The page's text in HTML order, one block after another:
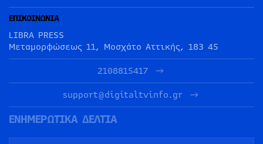
ΕΠΙΚΟΙΝΩΝΙΑ
LIBRA PRESS
Μεταμορφώσεως 11, Μοσχάτο Αττικής, 183 45
2108815417
support@digitaltvinfo.gr
ΕΝΗΜΕΡΩΤΙΚΑ ΔΕΛΤΙΑ